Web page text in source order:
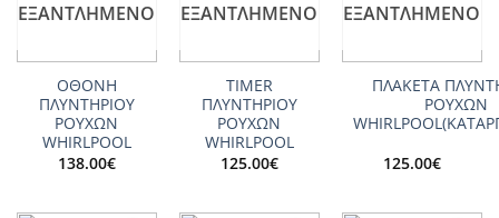
ΕΞΑΝΤΛΗΜΈΝΟ
ΟΘΟΝΗ
ΠΛΥΝΤΗΡΙΟΥ
ΡΟΥΧΩΝ
WHIRLPOOL
138.00€
ΕΞΑΝΤΛΗΜΈΝΟ
TIMER
ΠΛΥΝΤΗΡΙΟΥ
ΡΟΥΧΩΝ
WHIRLPOOL
125.00€
ΕΞΑΝΤΛΗΜΈΝΟ
ΠΛΑΚΕΤΑ
ΡΟΥΧΩΝ
125.00€